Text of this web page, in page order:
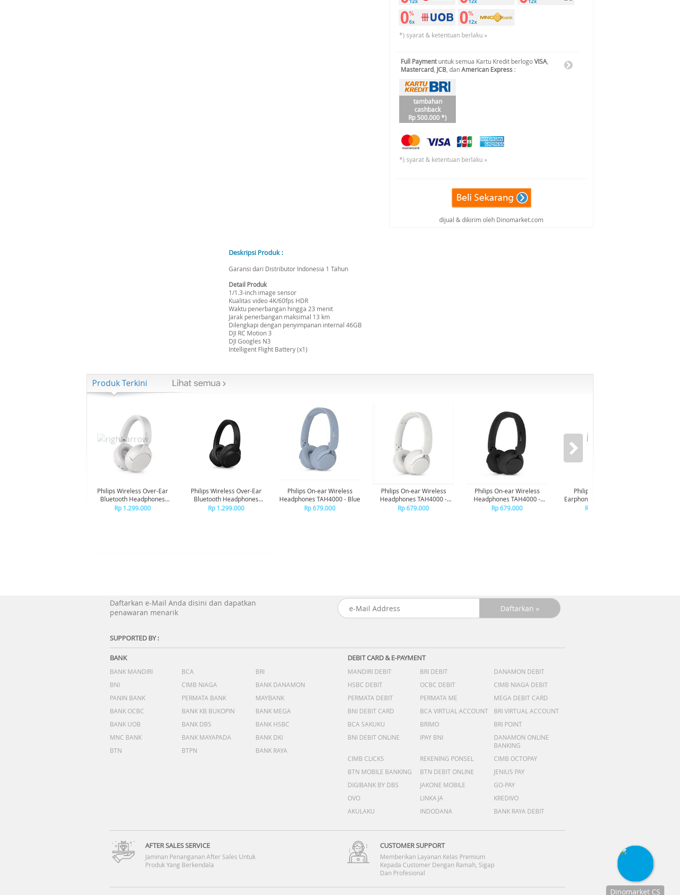
*) syarat & ketentuan berlaku »
Full Paymentuntuk semua Kartu Kredit berlogoVISA
Mastercard JCB , danAmerican Express :
tambahan
cashback
Rp 500.000 *)
*) syarat & ketentuan berlaku »
dijual & dikirim oleh Dinomarket.com
Deskripsi Produk :
Garansi dari Distributor Indonesia 1 Tahun
Detail Produk
1/1.3-inch image sensor
Kualitas video 4K/60fps HDR
Waktu penerbangan hingga 23 menit
Jarak penerbangan maksimal 13 km
Dilengkapi dengan penyimpanan internal 46GB
DJI RC Motion 3
DJI Googles N3
Intelligent Flight Battery (x1)
Produk Terkini
Philips Wireless Over-Ear
Bluetooth Headphones
Adaptive Noise Canceling
Rp 1.299.000
Philips Wireless Over-Ear
Bluetooth Headphones
Adaptive Noise Canceling
Rp 1.299.000
Philips On-ear Wireless
Headphones TAH4000 - Blue
Rp 679.000
Philips On-ear Wireless
Headphones TAH4000 -
White
Rp 679.000
Philips On-ear Wireless
Headphones TAH4000 -
Black
Rp 679.000
Philips In-ear wired
Earphone USB-C With mic
TAE2100 - Purple
Rp 149.000
Daftarkan e-Mail Anda disini dan dapatkan
penawaran menarik
SUPPORTED BY :
BANK
BANK MANDIRI BCA
BRI
BNI
CIMB NIAGA
BANK DANAMON
PANIN BANK
PERMATA BANK
MAYBANK
BANK OCBC
BANK KB BUKOPIN
BANK MEGA
BANK UOB
BANK DBS
BANK HSBC
MNC BANK
BANK MAYAPADA
BANK DKI
BTN
BTPN BANK RAYA
DEBIT CARD & E-PAYMENT
MANDIRI DEBIT BRI DEBIT
DANAMON DEBIT
HSBC DEBIT
OCBC DEBIT
CIMB NIAGA DEBIT
PERMATA DEBIT
PERMATA ME
MEGA DEBIT CARD
BNI DEBIT CARD
BCA VIRTUAL ACCOUNT
BRI VIRTUAL ACCOUNT
BCA SAKUKU
BRIMO
BRI POINT
BNI DEBIT ONLINE
IPAY BNI
DANAMON ONLINE
BANKING
CIMB CLICKS
REKENING PONSEL
CIMB OCTOPAY
BTN MOBILE BANKING
BTN DEBIT ONLINE
JENIUS PAY
DIGIBANK BY DBS
JAKONE MOBILE
GO-PAY
OVO
LINKAJA
KREDIVO
AKULAKU
INDODANA BANK RAYA DEBIT
AFTER SALES SERVICE
Jaminan Penanganan After Sales Untuk
Produk Yang Berkendala
CUSTOMER SUPPORT
Memberikan Layanan Kelas Premium
Kepada Customer Dengan Ramah, Sigap
Dan Profesional
Dinomarket CS